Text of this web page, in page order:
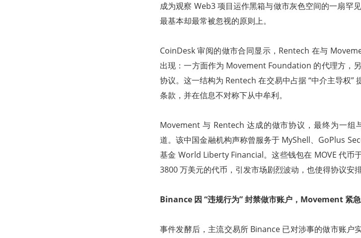
成为观察 Web3 项目运作黑箱与做市灰色空间的一扇罕
最基本却最常被忽视的原则上。
CoinDesk 审阅的做市合同显示，Rentech 在与
出现：一方面作为 Movement Foundation 的代理方，
协议。这一结构为 Rentech 在交易中占据 “中介主导权”
条款，并在信息不对称下从中牟利。
Movement 与 Rentech 达成的做市协议，最终为一组
道。该中国金融机构声称曾服务于 MyShell、GoPlus
基金 World Liberty Financial。这些钱包在 MOVE 代币
3800 万美元的代币，引发市场剧烈波动，也使得协议安
Binance 因 “违规行为” 封禁做市账户，Movement 紧
事件发酵后，主流交易所 Binance 已对涉事的做市账户